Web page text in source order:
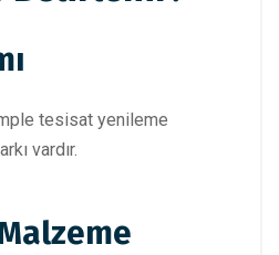
tesisat yenileme
vardır.